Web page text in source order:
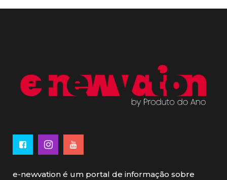
e-newvation é um portal de informação sobre